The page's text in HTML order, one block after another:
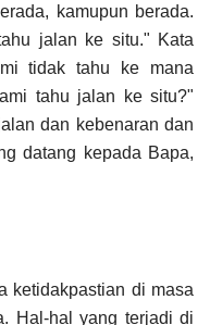
kamupun berada.
jalan ke situ." Kata
tidak tahu ke mana
tahu jalan ke situ?"
dan kebenaran dan
datang kepada Bapa,
ketidakpastian di masa
Hal-hal yang terjadi di